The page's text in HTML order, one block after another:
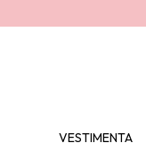
VESTIMENTA